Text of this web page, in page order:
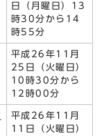
日（月曜日）13
時30分から14
時55分
平成26年11月
25日（火曜日）
10時30分から
12時00分
平成26年11月
11日（火曜日）